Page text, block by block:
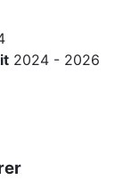
2024 - 2026